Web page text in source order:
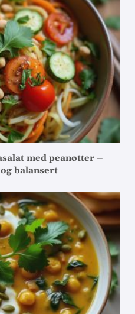
med peanøtter –
balansert